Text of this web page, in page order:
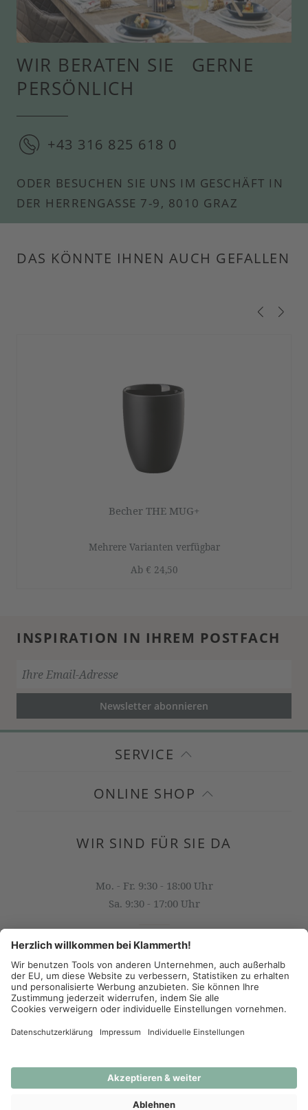
WIR BERATEN SIE GERNE
PERSÖNLICH
+43 316 825 618 0
ODER BESUCHEN SIE UNS IM GESCHÄFT IN
DER HERRENGASSE 7-9, 8010 GRAZ
DAS KÖNNTE IHNEN AUCH GEFALLEN
Becher THE MUG+
Mehrere Varianten verfügbar
Ab € 24,50
INSPIRATION IN IHREM POSTFACH
Newsletter abonnieren
SERVICE
ONLINE SHOP
WIR SIND FÜR SIE DA
Mo. - Fr. 9:30 - 18:00 Uhr
Sa. 9:30 - 17:00 Uhr
OFFICE@KLAMMERTH.AT
+43 316 825 618 0
(c) 2026 - J.K. Klammerth, Josef Hahns Erben KG